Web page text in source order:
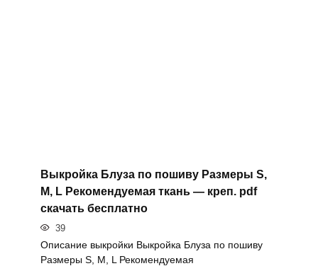
Выкройка Блуза по пошиву Размеры S,
M, L Рекомендуемая ткань — креп. pdf
скачать бесплатно
39
Описание выкройки Выкройка Блуза по пошиву
Размеры S, M, L Рекомендуемая